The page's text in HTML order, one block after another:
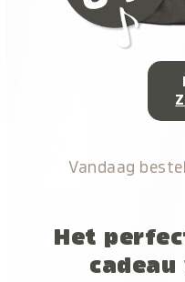
Vandaag
Het
cadeau